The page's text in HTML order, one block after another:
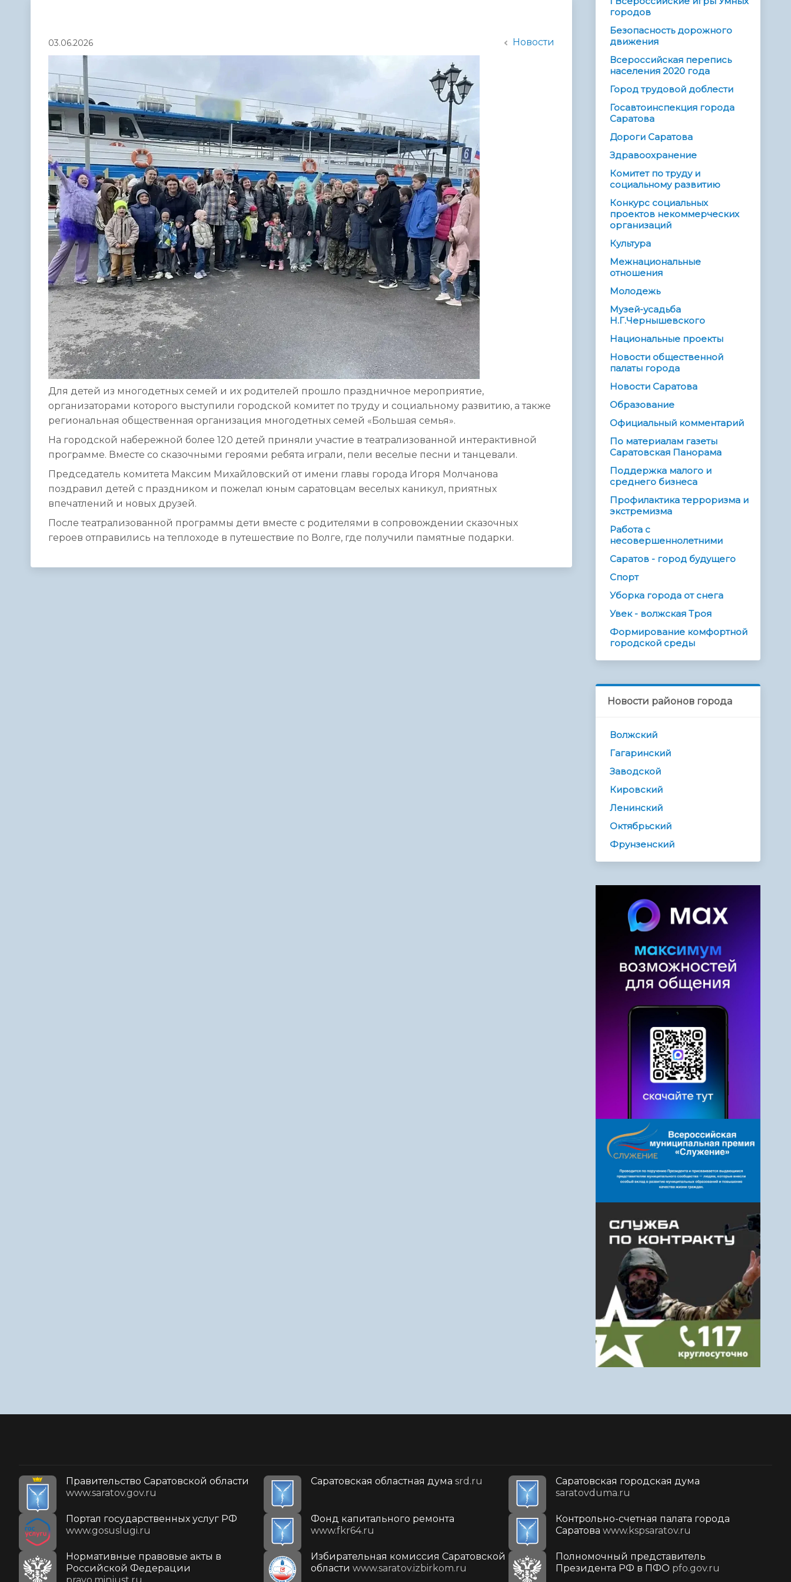
03.06.2026 Новости
Для детей из многодетных семей и их родителей прошло праздничное мероприятие,
организаторами которого выступили городской комитет по труду и социальному развитию, а также
региональная общественная организация многодетных семей «Большая семья».
На городской набережной более 120 детей приняли участие в театрализованной интерактивной
программе. Вместе со сказочными героями ребята играли, пели веселые песни и танцевали.
Председатель комитета Максим Михайловский от имени главы города Игоря Молчанова
поздравил детей с праздником и пожелал юным саратовцам веселых каникул, приятных
впечатлений и новых друзей.
После театрализованной программы дети вместе с родителями в сопровождении сказочных
героев отправились на теплоходе в путешествие по Волге, где получили памятные подарки.
городов
Безопасность дорожного
движения
Всероссийская перепись
населения 2020 года
Город трудовой доблести
Госавтоинспекция города
Саратова
Дороги Саратова
Здравоохранение
Комитет по труду и
социальному развитию
Конкурс социальных
проектов некоммерческих
организаций
Культура
Межнациональные
отношения
Молодежь
Музей-усадьба
Н.Г.Чернышевского
Национальные проекты
Новости общественной
палаты города
Новости Саратова
Образование
Официальный комментарий
По материалам газеты
Саратовская Панорама
Поддержка малого и
среднего бизнеса
Профилактика терроризма и
экстремизма
Работа с
несовершеннолетними
Саратов - город будущего
Спорт
Уборка города от снега
Увек - волжская Троя
Формирование комфортной
городской среды
Новости районов города
Волжский
Гагаринский
Заводской
Кировский
Ленинский
Октябрьский
Фрунзенский
Правительство Саратовской области
www.saratov.gov.ru
Саратовская областная дума srd.ru
Саратовская городская дума
saratovduma.ru
Портал государственных услуг РФ
www.gosuslugi.ru
Фонд капитального ремонта
www.fkr64.ru
Контрольно-счетная палата города
Саратова www.kspsaratov.ru
Нормативные правовые акты в
Российской Федерации
Избирательная комиссия Саратовской
области www.saratov.izbirkom.ru
Полномочный представитель
Президента РФ в ПФО pfo.gov.ru